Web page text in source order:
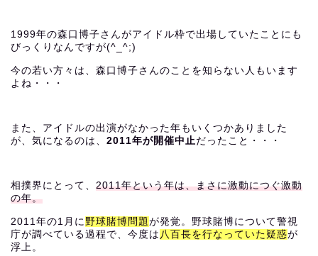
1999年の森口博子さんがアイドル枠で出場していたことにも
びっくりなんですが(^_^;)
今の若い方々は、森口博子さんのことを知らない人もいます
よね・・・
また、アイドルの出演がなかった年もいくつかありました
が、気になるのは、 2011年が開催中止だったこと・・・
相撲界にとって、 2011年という年は、まさに激動につぐ激動
の年。
2011年の1月に野球賭博問題が発覚。野球賭博について警視
庁が調べている過程で、今度は 八百長を行なっていた疑惑が
浮上。